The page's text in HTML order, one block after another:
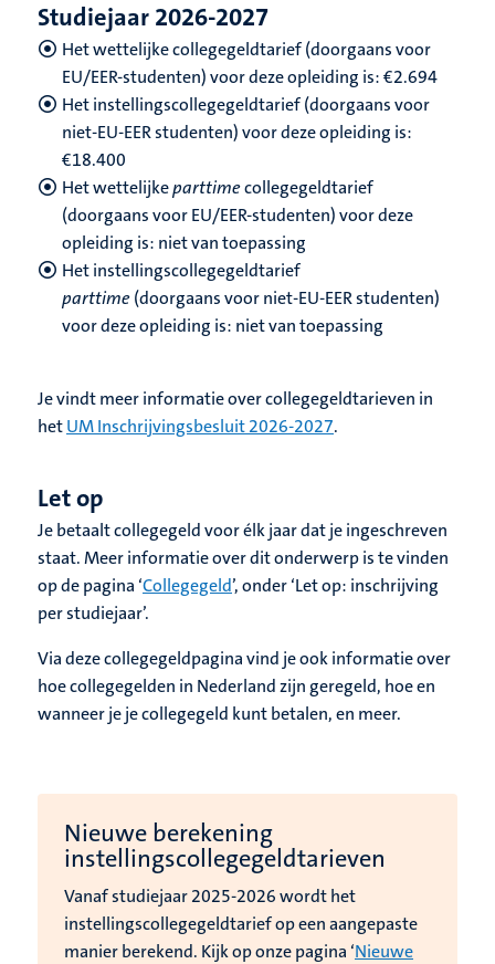
Studiejaar 2026-2027
Het wettelijke collegegeldtarief (doorgaans voor
EU/EER-studenten) voor deze opleiding is: €2.694
Het instellingscollegegeldtarief (doorgaans voor
niet-EU-EER studenten) voor deze opleiding is:
€18.400
Het wettelijkeparttimecollegegeldtarief
(doorgaans voor EU/EER-studenten) voor deze
opleiding is: niet van toepassing
Het instellingscollegegeldtarief
parttime(doorgaans voor niet-EU-EER studenten)
voor deze opleiding is: niet van toepassing
Je vindt meer informatie over collegegeldtarieven in
hetUM Inschrijvingsbesluit 2026-2027.
Let op
Je betaalt collegegeld voor élk jaar dat je ingeschreven
staat. Meer informatie over dit onderwerp is te vinden
op de pagina ‘Collegegeld’, onder ‘Let op: inschrijving
per studiejaar’.
Via deze collegegeldpagina vind je ook informatie over
hoe collegegelden in Nederland zijn geregeld, hoe en
wanneer je je collegegeld kunt betalen, en meer.
Nieuwe berekening
instellingscollegegeldtarieven
Vanaf studiejaar 2025-2026 wordt het
instellingscollegegeldtarief op een aangepaste
manier berekend. Kijk op onze pagina ‘Nieuwe